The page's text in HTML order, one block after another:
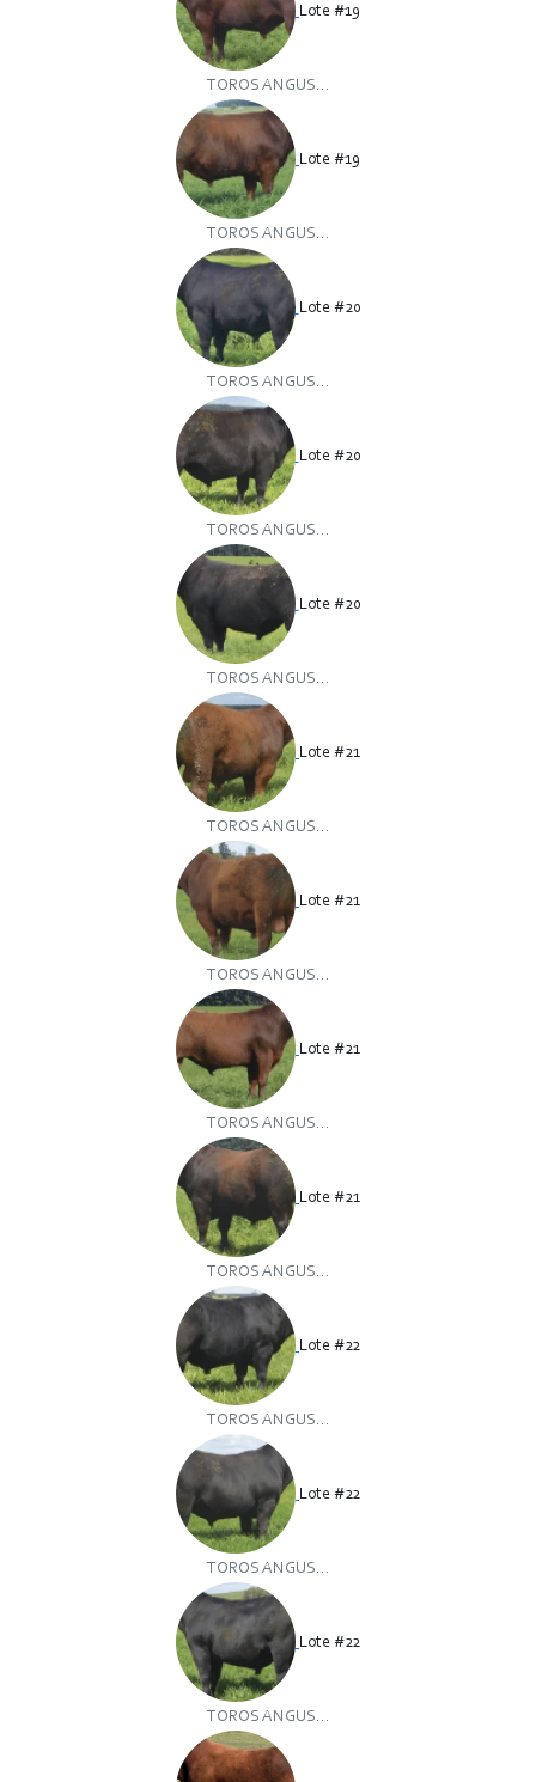
Lote #19
TOROS ANGUS...
Lote #19
TOROS ANGUS...
Lote #20
TOROS ANGUS...
Lote #20
TOROS ANGUS...
Lote #20
TOROS ANGUS...
Lote #21
TOROS ANGUS...
Lote #21
TOROS ANGUS...
Lote #21
TOROS ANGUS...
Lote #21
TOROS ANGUS...
Lote #22
TOROS ANGUS...
Lote #22
TOROS ANGUS...
Lote #22
TOROS ANGUS...